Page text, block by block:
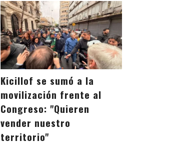
Kicillof se sumó a la
movilización frente al
Congreso: "Quieren
vender nuestro
territorio"